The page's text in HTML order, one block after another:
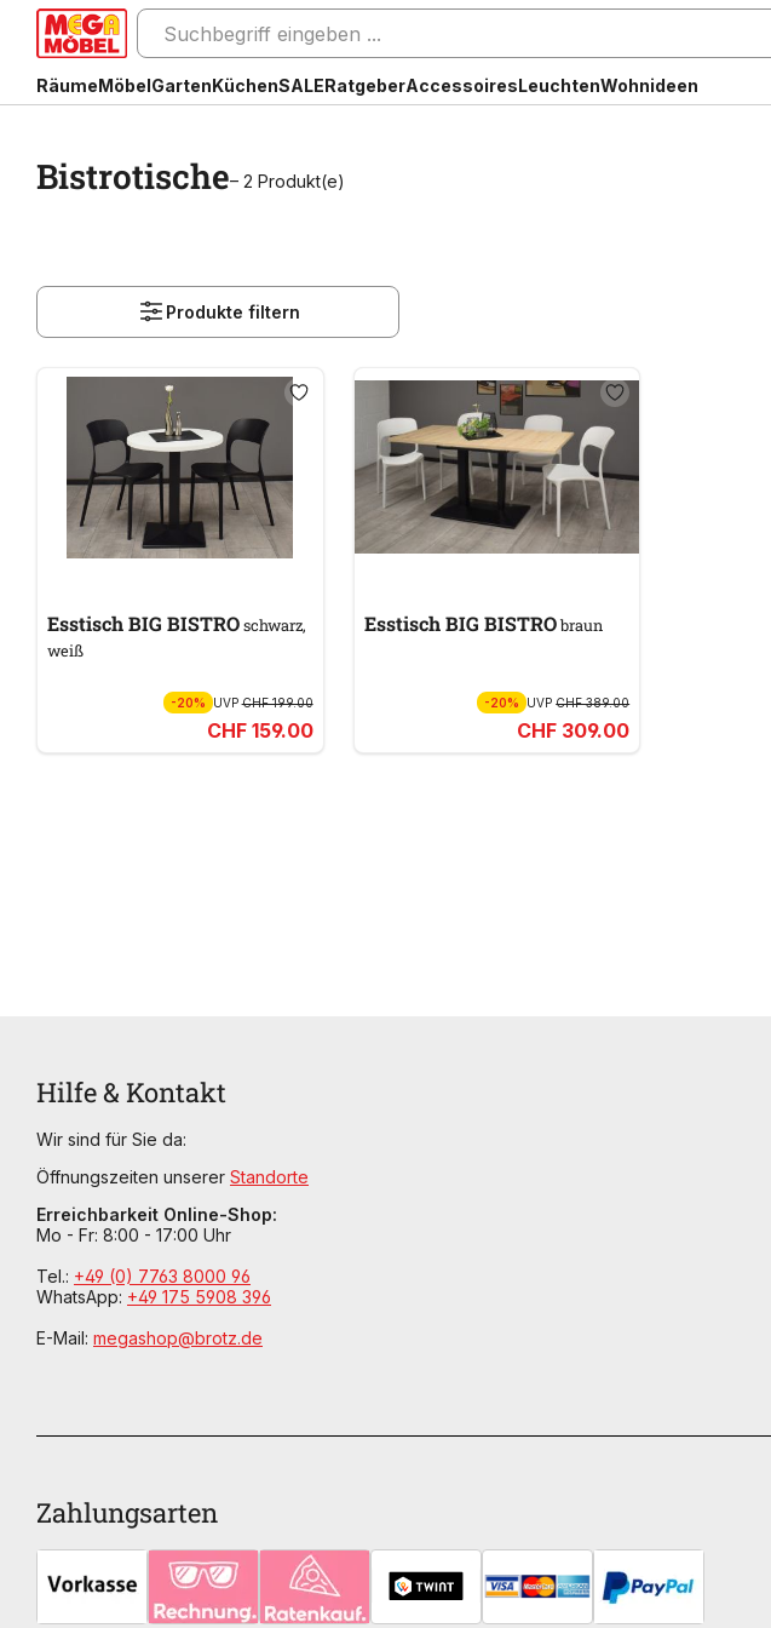
RäumeMöbelGartenKüchenSALERatgeberAccessoiresLeuchtenWohnideen
Bistrotische– 2 Produkt(e)
Produkte filtern
Esstisch BIG BISTROschwarz,
weiß
-20% UVPCHF 199.00
CHF 159.00
Esstisch BIG BISTRObraun
-20% UVPCHF 389.00
CHF 309.00
Hilfe & Kontakt
Wir sind für Sie da:
Öffnungszeiten unserer Standorte
Erreichbarkeit Online-Shop:
Mo - Fr: 8:00 - 17:00 Uhr
Tel.: +49 (0) 7763 8000 96
WhatsApp: +49 175 5908 396
E-Mail: megashop@brotz.de
Zahlungsarten